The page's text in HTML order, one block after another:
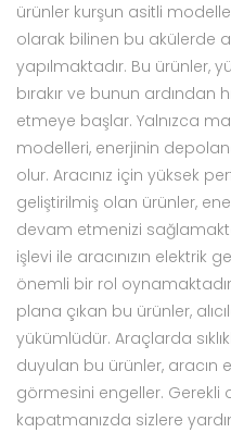
ürünler kurşun asitli modeller
olarak bilinen bu akülerde
yapılmaktadır. Bu ürünler,
bırakır ve bunun ardından
etmeye başlar. Yalnızca
modelleri, enerjinin
olur. Aracınız için yüksek
geliştirilmiş olan ürünler,
devam etmenizi
işlevi ile aracınızın elektrik
önemli bir rol
plana çıkan bu ürünler,
yükümlüdür. Araçlarda
duyulan bu ürünler, aracın
görmesini engeller. Gerekli
kapatmanızda sizlere